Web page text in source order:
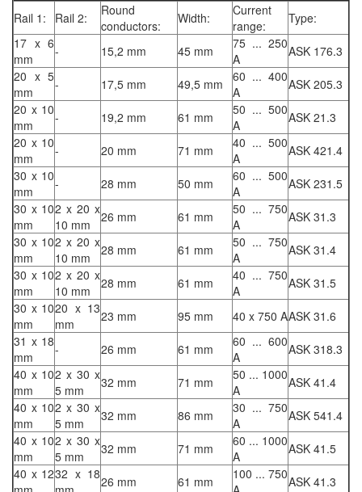
Rail 1: Rail 2:
Round
conductors:
Width:
Current
range:
Type:
17 x 6
mm
- 15,2 mm 45 mm
75 ... 250
A
ASK 176.3
20 x 5
mm
- 17,5 mm 49,5 mm
60 ... 400
A
ASK 205.3
20 x 10
mm
- 19,2 mm 61 mm
50 ... 500
A
ASK 21.3
20 x 10
mm
- 20 mm 71 mm
40 ... 500
A
ASK 421.4
30 x 10
mm
- 28 mm 50 mm
60 ... 500
A
ASK 231.5
30 x 10
mm
2 x 20 x
10 mm
26 mm 61 mm
50 ... 750
A
ASK 31.3
30 x 10
mm
2 x 20 x
10 mm
28 mm 61 mm
50 ... 750
A
ASK 31.4
30 x 10
mm
2 x 20 x
10 mm
28 mm 61 mm
40 ... 750
A
ASK 31.5
30 x 10
mm
20 x 13
mm
23 mm 95 mm 40 x 750 AASK 31.6
31 x 18
mm
- 26 mm 61 mm
60 ... 600
A
ASK 318.3
40 x 10
mm
2 x 30 x
5 mm
32 mm 71 mm
50 ... 1000
A
ASK 41.4
40 x 10
mm
2 x 30 x
5 mm
32 mm 86 mm
30 ... 750
A
ASK 541.4
40 x 10
mm
2 x 30 x
5 mm
32 mm 71 mm
60 ... 1000
A
ASK 41.5
40 x 1232 x 1826 mm 61 mm
100 ... 750ASK 41.3